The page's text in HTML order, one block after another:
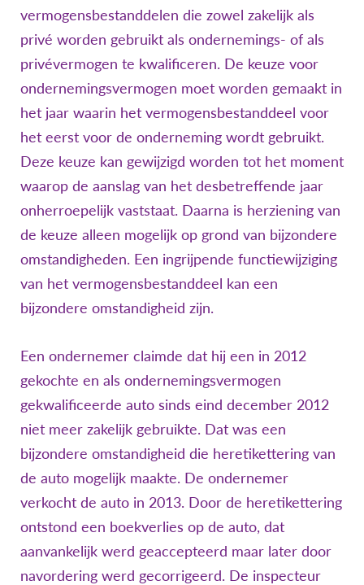
vermogensbestanddelen die zowel zakelijk als
privé worden gebruikt als ondernemings- of als
privévermogen te kwalificeren. De keuze voor
ondernemingsvermogen moet worden gemaakt in
het jaar waarin het vermogensbestanddeel voor
het eerst voor de onderneming wordt gebruikt.
Deze keuze kan gewijzigd worden tot het moment
waarop de aanslag van het desbetreffende jaar
onherroepelijk vaststaat. Daarna is herziening van
de keuze alleen mogelijk op grond van bijzondere
omstandigheden. Een ingrijpende functiewijziging
van het vermogensbestanddeel kan een
bijzondere omstandigheid zijn.
Een ondernemer claimde dat hij een in 2012
gekochte en als ondernemingsvermogen
gekwalificeerde auto sinds eind december 2012
niet meer zakelijk gebruikte. Dat was een
bijzondere omstandigheid die heretikettering van
de auto mogelijk maakte. De ondernemer
verkocht de auto in 2013. Door de heretikettering
ontstond een boekverlies op de auto, dat
aanvankelijk werd geaccepteerd maar later door
navordering werd gecorrigeerd. De inspecteur